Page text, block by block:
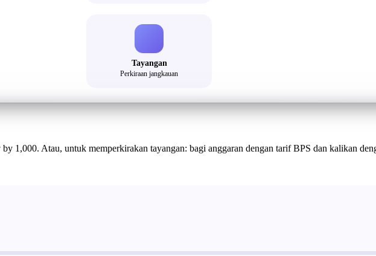
Tayangan
Perkiraan jangkauan
1,000. Atau, untuk memperkirakan tayangan: bagi anggaran dengan tarif BPS dan kalikan